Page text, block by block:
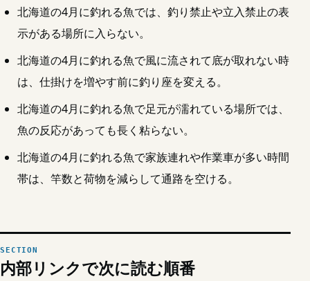
北海道の4月に釣れる魚では、釣り禁止や立入禁止の表
示がある場所に入らない。
北海道の4月に釣れる魚で風に流されて底が取れない時
は、仕掛けを増やす前に釣り座を変える。
北海道の4月に釣れる魚で足元が濡れている場所では、
魚の反応があっても長く粘らない。
北海道の4月に釣れる魚で家族連れや作業車が多い時間
帯は、竿数と荷物を減らして通路を空ける。
内部リンクで次に読む順番